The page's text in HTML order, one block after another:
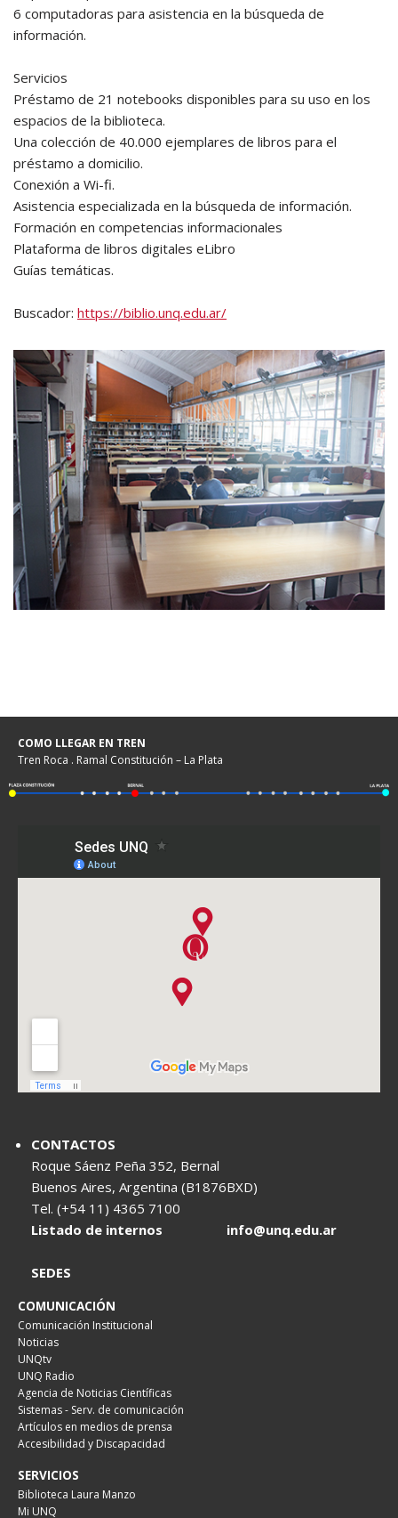
6 computadoras para asistencia en la búsqueda de
información.
Servicios
Préstamo de 21 notebooks disponibles para su uso en los
espacios de la biblioteca.
Una colección de 40.000 ejemplares de libros para el
préstamo a domicilio.
Conexión a Wi-fi.
Asistencia especializada en la búsqueda de información.
Formación en competencias informacionales
Plataforma de libros digitales eLibro
Guías temáticas.
Buscador: https://biblio.unq.edu.ar/
COMO LLEGAR EN TREN
Tren Roca . Ramal Constitución – La Plata
CONTACTOS
Roque Sáenz Peña 352, Bernal
Buenos Aires, Argentina (B1876BXD)
Tel. (+54 11) 4365 7100
Listado de internos
info@unq.edu.ar
SEDES
COMUNICACIÓN
Comunicación Institucional
Noticias
UNQtv
UNQ Radio
Agencia de Noticias Científicas
Sistemas - Serv. de comunicación
Artículos en medios de prensa
Accesibilidad y Discapacidad
SERVICIOS
Biblioteca Laura Manzo
Mi UNQ